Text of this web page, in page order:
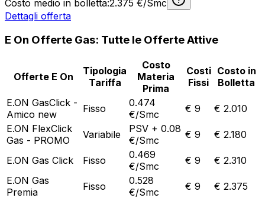
Costo medio in bolletta:2.375 €/Smc
Dettagli offerta
E On Offerte Gas: Tutte le Offerte Attive
Offerte E On
Tipologia
Tariffa
Costo
Materia
Prima
Costi
Fissi
Costo in
Bolletta
E.ON GasClick -
Amico new
Fisso
0.474
€/Smc
€ 9 € 2.010
E.ON FlexClick
Gas - PROMO
Variabile
PSV + 0.08
€/Smc
€ 9 € 2.180
E.ON Gas Click Fisso
0.469
€/Smc
€ 9 € 2.310
E.ON Gas
Premia
Fisso
0.528
€/Smc
€ 9 € 2.375